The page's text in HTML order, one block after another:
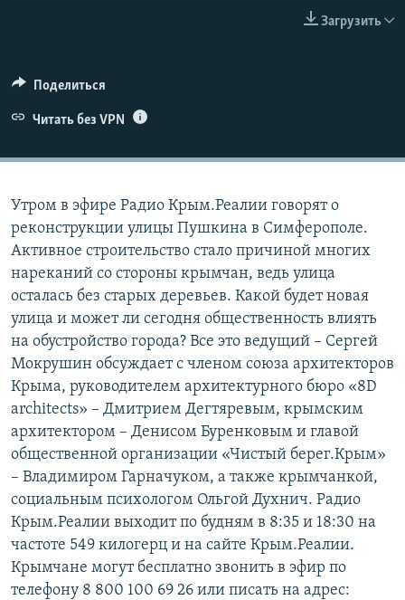
ELIFBE
УКРАИНСКАЯ ПРОБЛЕМА КРЫМА
Загрузить
Поделиться
Читать без VPN
Утром в эфире Радио Крым.Реалии говорят о
реконструкции улицы Пушкина в Симферополе.
Активное строительство стало причиной многих
нареканий со стороны крымчан, ведь улица
осталась без старых деревьев. Какой будет новая
улица и может ли сегодня общественность влиять
на обустройство города? Все это ведущий – Сергей
Мокрушин обсуждает с членом союза архитекторов
Крыма, руководителем архитектурного бюро «8D
architects» – Дмитрием Дегтяревым, крымским
архитектором – Денисом Буренковым и главой
общественной организации «Чистый берег.Крым»
– Владимиром Гарначуком, а также крымчанкой,
социальным психологом Ольгой Духнич. Радио
Крым.Реалии выходит по будням в 8:35 и 18:30 на
частоте 549 килогерц и на сайте Крым.Реалии.
Крымчане могут бесплатно звонить в эфир по
телефону 8 800 100 69 26 или писать на адрес: